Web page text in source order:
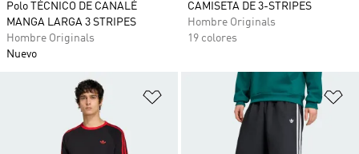
Polo TÉCNICO DE CANALÉ
MANGA LARGA 3 STRIPES
Hombre Originals
Nuevo
CAMISETA DE 3-STRIPES
Hombre Originals
19 colores
Añadir a la lista de deseos